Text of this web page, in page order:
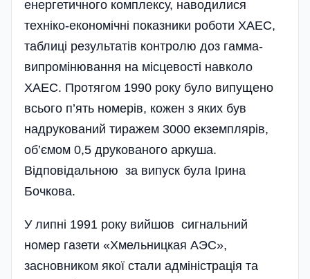
енергетичного комплексу, наводилися
техніко-економічні показники роботи ХАЕС,
таблиці результатів контролю доз гамма-
випромінювання на місцевості навколо
ХАЕС. Протягом 1990 року було випущено
всього п’ять номерів, кожен з яких був
надрукований тиражем 3000 екземплярів,
об’ємом 0,5 друкованого аркуша.
Відповідальною за випуск була Ірина
Бочкова.
У липні 1991 року вийшов сигнальний
номер газети «Хмельницкая АЭС»,
засновником якої стали адміністрація та